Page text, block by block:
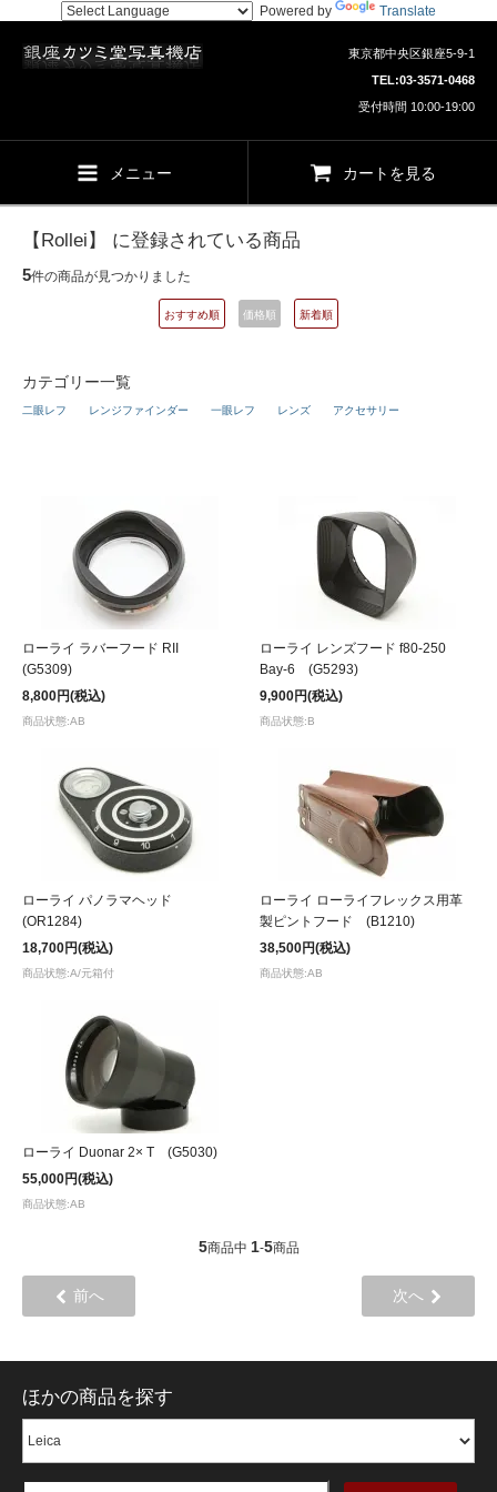
Powered by Translate
東京都中央区銀座5-9-1
TEL:03-3571-0468
受付時間 10:00-19:00
メニュー カートを見る
【Rollei】 に登録されている商品
5件の商品が見つかりました
おすすめ順 価格順 新着順
カテゴリー一覧
二眼レフ レンジファインダー 一眼レフ レンズ アクセサリー
ローライ ラバーフード RII
(G5309)
8,800円(税込)
商品状態:AB
ローライ レンズフード f80-250
Bay-6 (G5293)
9,900円(税込)
商品状態:B
ローライ パノラマヘッド
(OR1284)
18,700円(税込)
商品状態:A/元箱付
ローライ ローライフレックス用革
製ピントフード (B1210)
38,500円(税込)
商品状態:AB
ローライ Duonar 2× T (G5030)
55,000円(税込)
商品状態:AB
5商品中 1-5商品
前へ 次へ
ほかの商品を探す